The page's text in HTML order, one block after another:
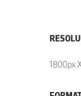
1800px